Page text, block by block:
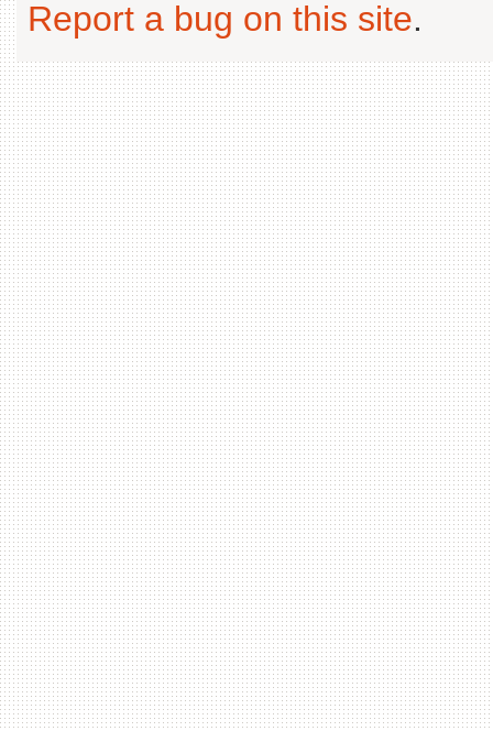
Report a bug on this site.